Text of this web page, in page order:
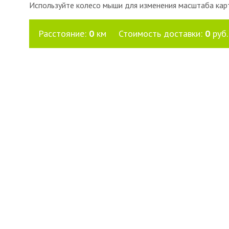
Используйте колесо мыши для изменения масштаба
Расстояние: 0 км Стоимость доставки: 0 руб.